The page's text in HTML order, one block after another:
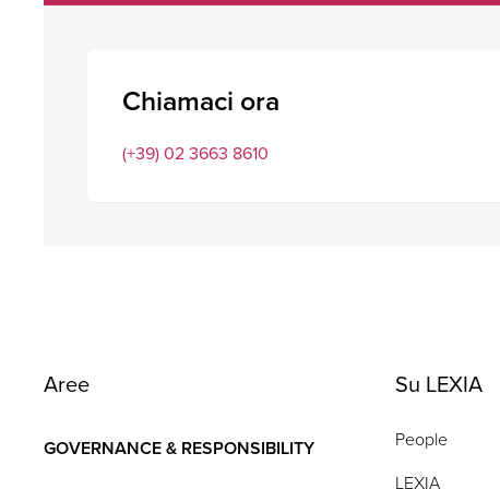
Chiamaci ora
(+39) 02 3663 8610
Aree
GOVERNANCE & RESPONSIBILITY
Su LEXIA
People
LEXIA